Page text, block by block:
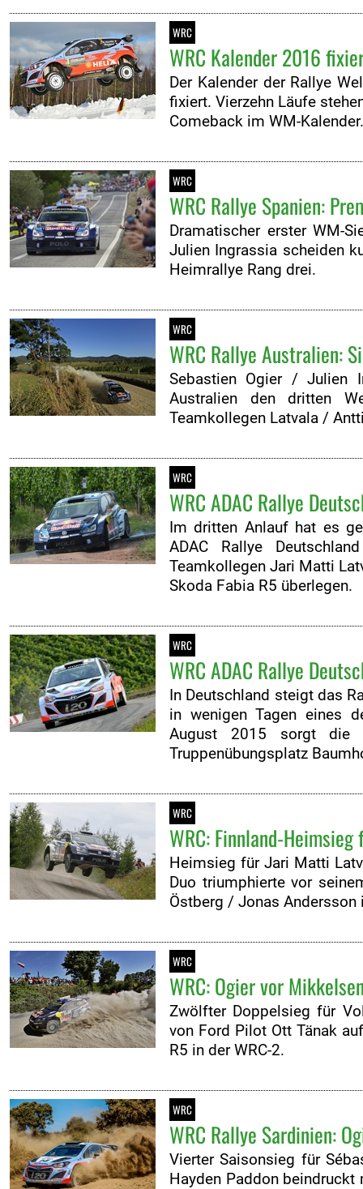
WRC
WRC Kalender 2016
Der Kalender der Rallye
fixiert. Vierzehn Läufe
Comeback im WM-Kalender.
WRC
WRC Rallye Spanien:
Dramatischer erster WM-
Julien Ingrassia scheiden
Heimrallye Rang drei.
WRC
WRC Rallye Australien:
Sebastien Ogier / Julien
Australien den dritten
Teamkollegen Latvala /
WRC
WRC ADAC Rallye
Im dritten Anlauf hat es
ADAC Rallye
Teamkollegen Jari Matti
Skoda Fabia R5 überlegen.
WRC
WRC ADAC Rallye
In Deutschland steigt das
in wenigen Tagen eines
August 2015 sorgt die
Truppenübungsplatz
WRC
WRC: Finnland-
Heimsieg für Jari Matti
Duo triumphierte vor
Östberg / Jonas Andersson
WRC
WRC: Ogier vor
Zwölfter Doppelsieg für
von Ford Pilot Ott Tänak
R5 in der WRC-2.
WRC
WRC Rallye Sardinien:
Vierter Saisonsieg für
Hayden Paddon